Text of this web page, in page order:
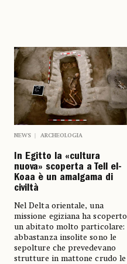
NEWS ARCHEOLOGIA
In Egitto la «cultura
nuova» scoperta a Tell el-
Koaa è un amalgama di
civiltà
Nel Delta orientale, una
missione egiziana ha scoperto
un abitato molto particolare:
abbastanza insolite sono le
sepolture che prevedevano
strutture in mattone crudo le